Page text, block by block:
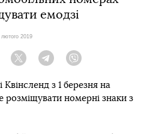
емодзі
2019
Twitter TelegramViber
Квінсленд з 1 березня на
розміщувати номерні знаки з